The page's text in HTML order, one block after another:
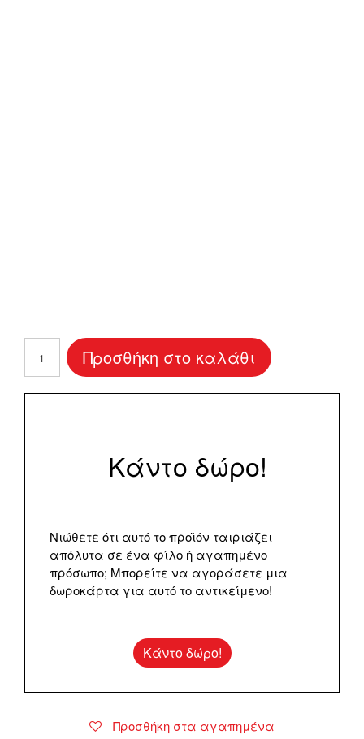
Ετικέτα
Κρασιού
"Elegant"
ποσότητα
Προσθήκη στο καλάθι
Κάντο δώρο!
Νιώθετε ότι αυτό το προϊόν ταιριάζει
απόλυτα σε ένα φίλο ή αγαπημένο
πρόσωπο; Μπορείτε να αγοράσετε μια
δωροκάρτα για αυτό το αντικείμενο!
Κάντο δώρο!
Προσθήκη στα αγαπημένα